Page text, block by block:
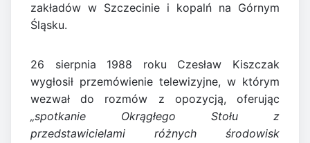
zakładów w Szczecinie i kopalń na Górnym
Śląsku.
26 sierpnia 1988 roku Czesław Kiszczak
wygłosił przemówienie telewizyjne, w którym
wezwał do rozmów z opozycją, oferując
„spotkanie Okrągłego Stołu z
przedstawicielami różnych środowisk